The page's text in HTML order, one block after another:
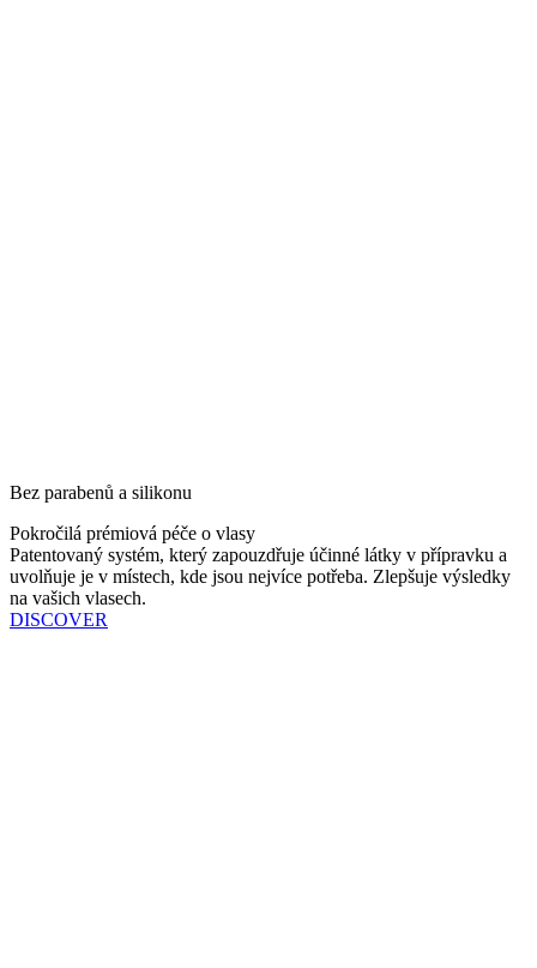
Bez parabenů a silikonu
Pokročilá prémiová péče o vlasy
Patentovaný systém, který zapouzdřuje účinné látky v přípravku a
uvolňuje je v místech, kde jsou nejvíce potřeba. Zlepšuje výsledky
na vašich vlasech.
DISCOVER